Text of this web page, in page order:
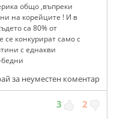
общо ,въпреки
на корейците ! И в
са 80% от
конкурират само с
с еднакви
за неуместен коментар
3 2